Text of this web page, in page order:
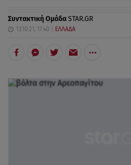
Συντακτική ΟμάδαSTAR.GR
13.10.21, 17:40 ΕΛΛΑΔΑ